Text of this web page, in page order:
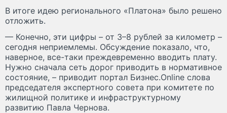
В итоге идею регионального «Платона» было решено
отложить.
— Конечно, эти цифры – от 3–8 рублей за километр –
сегодня неприемлемы. Обсуждение показало, что,
наверное, все-таки преждевременно вводить плату.
Нужно сначала сеть дорог приводить в нормативное
состояние, – приводит портал Бизнес.Online слова
председателя экспертного совета при комитете по
жилищной политике и инфраструктурному
развитию Павла Чернова.